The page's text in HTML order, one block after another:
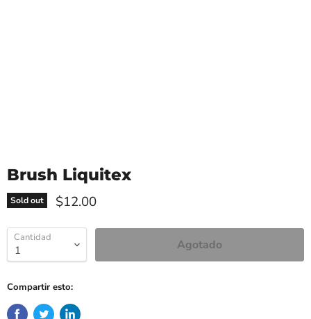
Brush Liquitex
Sold out $12.00
Cantidad Agotado
Compartir esto: